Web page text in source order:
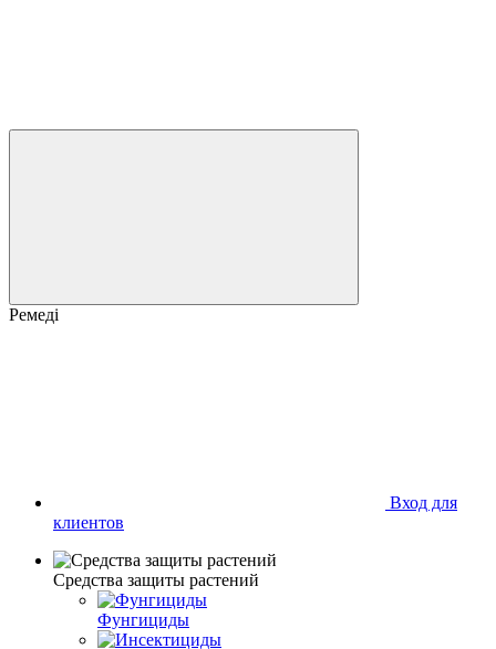
Ремеді
Вход для
клиентов
Средства защиты растений
Фунгициды